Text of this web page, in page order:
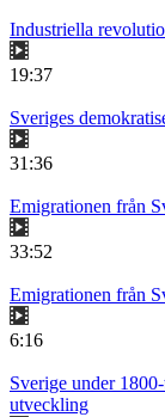
Industriella
19:37
Sveriges
31:36
Emigrationen från
33:52
Emigrationen från
6:16
Sverige under
utveckling